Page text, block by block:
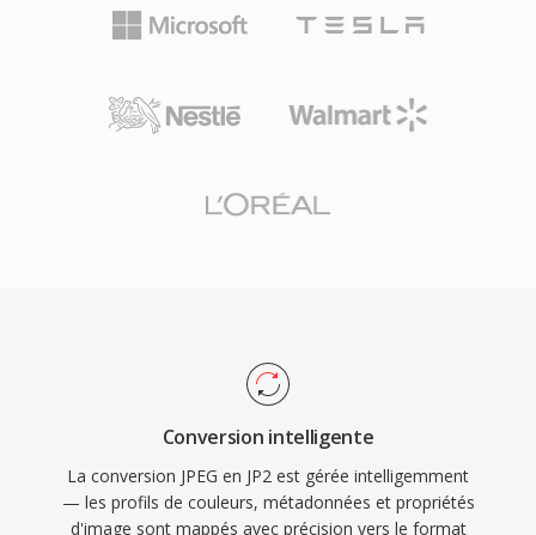
Conversion intelligente
La conversion JPEG en JP2 est gérée intelligemment
— les profils de couleurs, métadonnées et propriétés
d'image sont mappés avec précision vers le format